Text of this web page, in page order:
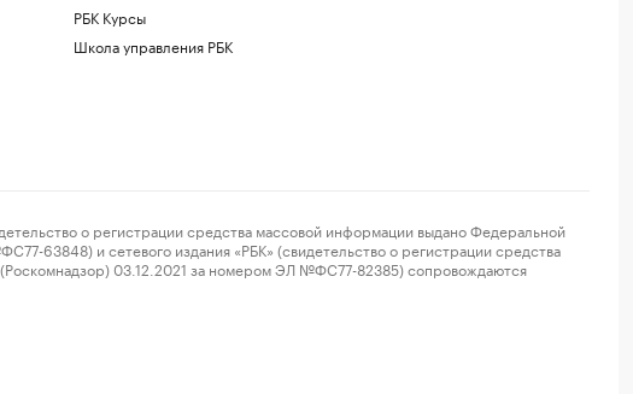
РБК Курсы
Школа управления РБК
о регистрации средства массовой информации выдано Федеральной
63848) и сетевого издания «РБК» (свидетельство о регистрации средства
03.12.2021 за номером ЭЛ №ФС77-82385) сопровождаются